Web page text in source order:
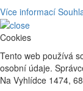
Více informací
Cookies
Tento web používá
osobní údaje.
Na Vyhlídce 1474,